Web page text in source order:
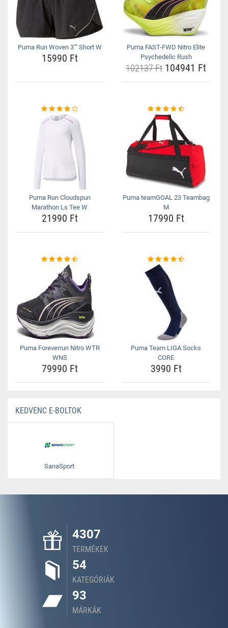
Puma Run Woven 3"" Short W
15990 Ft
Puma FAST-FWD Nitro Elite
Psychedelic Rush
102137 Ft 104941 Ft
Puma Run Cloudspun
Marathon Ls Tee W
21990 Ft
Puma teamGOAL 23 Teambag
M
17990 Ft
Puma Foreverrun Nitro WTR
WNS
79990 Ft
Puma Team LIGA Socks
CORE
3990 Ft
KEDVENC E-BOLTOK
SanaSport
4307
TERMÉKEK
54
KATEGÓRIÁK
93
MÁRKÁK